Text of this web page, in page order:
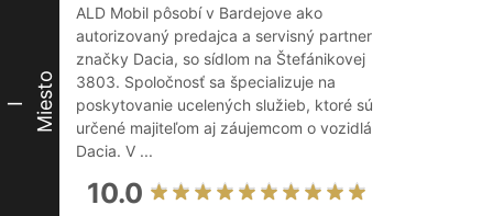
I Miesto
ALD Mobil pôsobí v Bardejove ako
autorizovaný predajca a servisný partner
značky Dacia, so sídlom na Štefánikovej
3803. Spoločnosť sa špecializuje na
poskytovanie ucelených služieb, ktoré sú
určené majiteľom aj záujemcom o vozidlá
Dacia. V ...
10.0